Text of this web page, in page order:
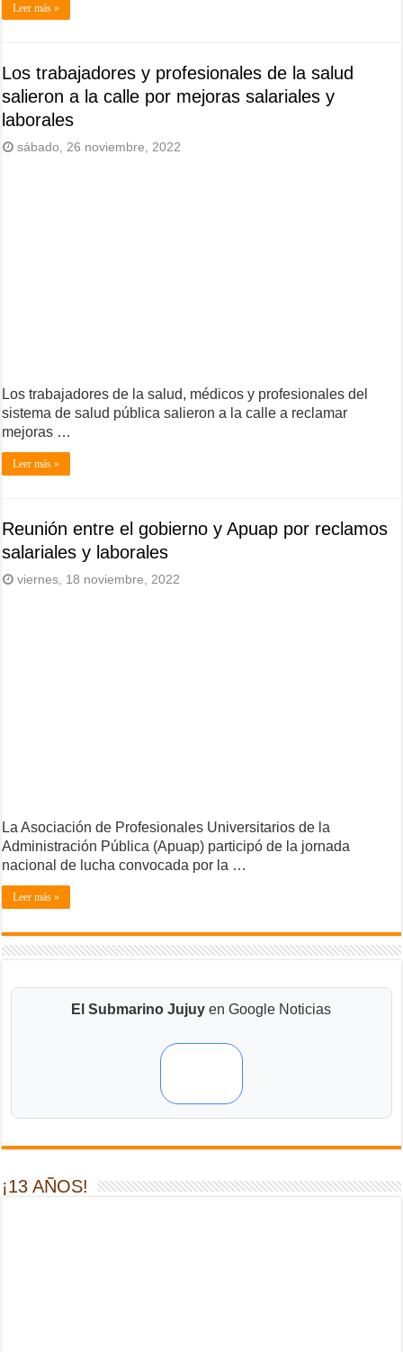
Leer más »
Los trabajadores y profesionales de la salud
salieron a la calle por mejoras salariales y
laborales
sábado, 26 noviembre, 2022
Los trabajadores de la salud, médicos y profesionales del
sistema de salud pública salieron a la calle a reclamar
mejoras …
Leer más »
Reunión entre el gobierno y Apuap por reclamos
salariales y laborales
viernes, 18 noviembre, 2022
La Asociación de Profesionales Universitarios de la
Administración Pública (Apuap) participó de la jornada
nacional de lucha convocada por la …
Leer más »
El Submarino Jujuy en Google Noticias
¡13 AÑOS!